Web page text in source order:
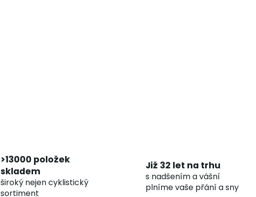
>13000 položek
skladem
široký nejen cyklistický
sortiment
Již 32 let na trhu
s nadšením a vášní
plníme vaše přání a sny